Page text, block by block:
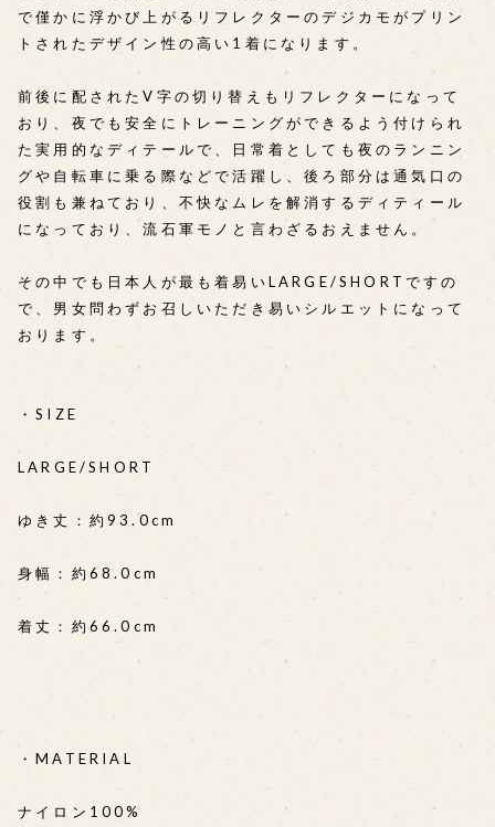
で僅かに浮かび上がるリフレクターのデジカモがプリン
トされたデザイン性の高い1着になります。
前後に配されたV字の切り替えもリフレクターになって
おり、夜でも安全にトレーニングができるよう付けられ
た実用的なディテールで、日常着としても夜のランニン
グや自転車に乗る際などで活躍し、後ろ部分は通気口の
役割も兼ねており、不快なムレを解消するディティール
になっており、流石軍モノと言わざるおえません。
その中でも日本人が最も着易いLARGE/SHORTですの
で、男女問わずお召しいただき易いシルエットになって
おります。
・SIZE
LARGE/SHORT
ゆき丈：約93.0cm
身幅：約68.0cm
着丈：約66.0cm
・MATERIAL
ナイロン100%